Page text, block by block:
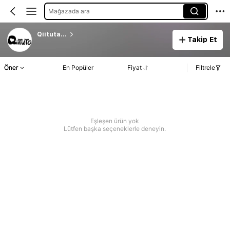
Mağazada ara
Qiituta...
Takip Et
Öner En Popüler Fiyat Filtrele
Eşleşen ürün yok
Lütfen başka seçeneklerle deneyin.